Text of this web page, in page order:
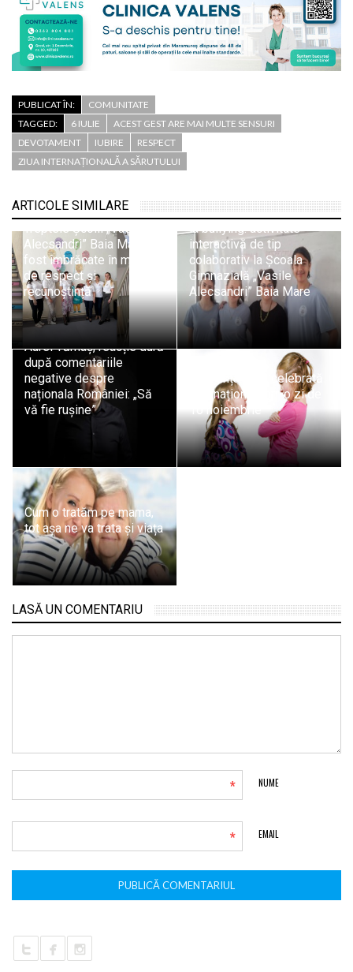
PUBLICAT ÎN:
COMUNITATE
TAGGED:
6 IULIE
ACEST GEST ARE MAI MULTE SENSURI
DEVOTAMENT
IUBIRE
RESPECT
ZIUA INTERNAȚIONALĂ A SĂRUTULUI
ARTICOLE SIMILARE
Treptele Școlii „Vasile
Alecsandri” Baia Mare au
fost îmbrăcate în mesaje
de respect și
recunoștință
Respectul ca alternativă
la bullying: activitate
interactivă de tip
colaborativ la Școala
Gimnazială „Vasile
Alecsandri” Baia Mare
Aurel Tămaș, reacție dură
după comentariile
negative despre
naționala României: „Să
vă fie rușine”
Toleranța este celebrată
internațional, într-o zi de
16 noiembrie
Cum o tratăm pe mama,
tot așa ne va trata și viața
LASĂ UN COMENTARIU
NUME
*
EMAIL
*